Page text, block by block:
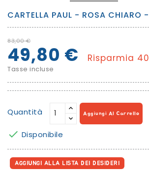
CARTELLA PAUL - ROSA CHIARO
83,00 €
49,80 € Risparmia
Tasse incluse
Quantità Aggiungi Al Carrello
 Disponibile
AGGIUNGI ALLA LISTA DEI DESIDERI